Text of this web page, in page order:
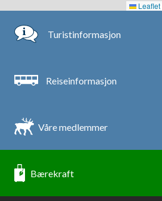
Leaflet
Turistinformasjon
Reiseinformasjon
Våre medlemmer
Bærekraft